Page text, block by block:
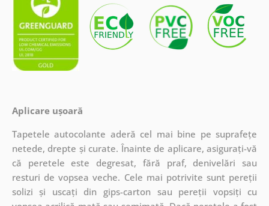
Aplicare ușoară
Tapetele autocolante aderă cel mai bine pe suprafețe
netede, drepte și curate. Înainte de aplicare, asigurați-vă
că peretele este degresat, fără praf, denivelări sau
resturi de vopsea veche. Cele mai potrivite sunt pereții
solizi și uscați din gips-carton sau pereții vopsiți cu